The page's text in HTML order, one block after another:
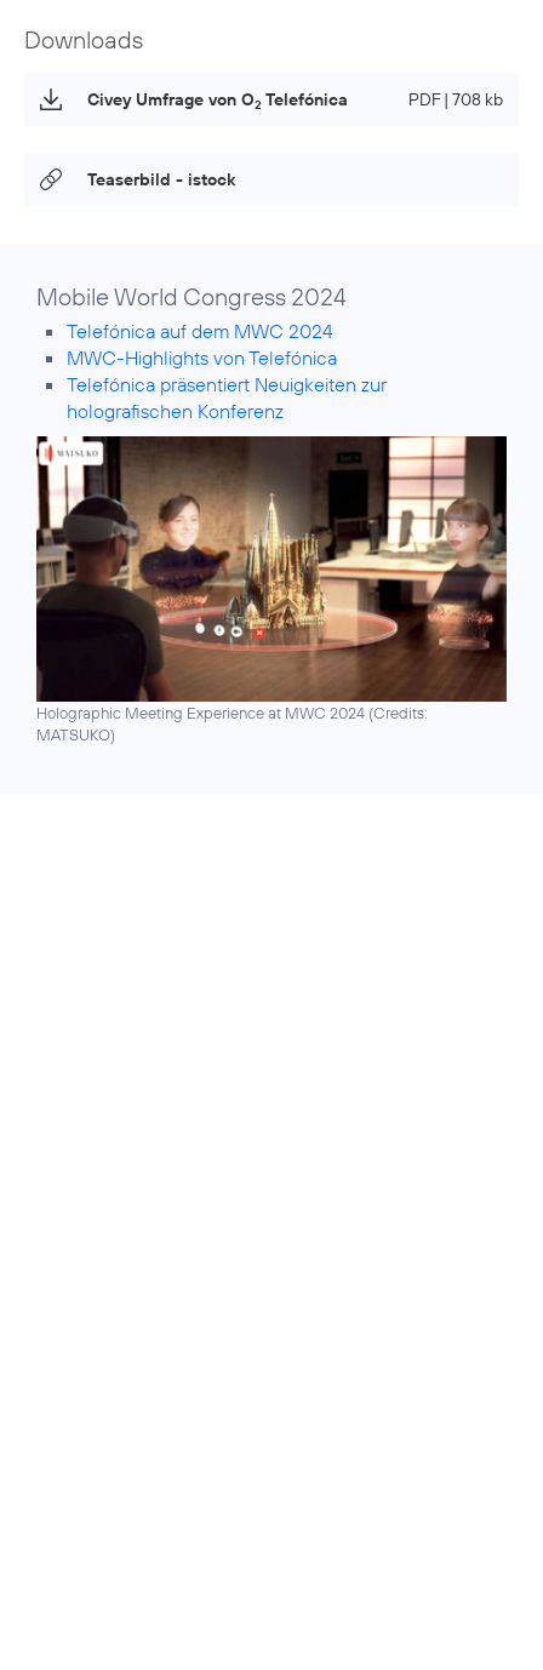
Downloads
Civey Umfrage von O2 Telefónica PDF | 708 kb
Teaserbild - istock
Mobile World Congress 2024
Telefónica auf dem MWC 2024
MWC-Highlights von Telefónica
Telefónica präsentiert Neuigkeiten zur
holografischen Konferenz
Holographic Meeting Experience at MWC 2024 (Credits:
MATSUKO)